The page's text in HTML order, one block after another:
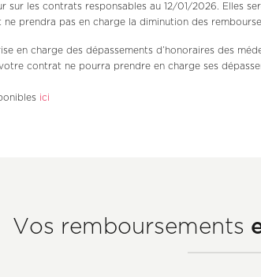
site pour améliorer votre navigation. Ils
personnaliser le contenu du site, à mesurer
nos campagnes et à vous proposer des
sur les contrats responsables au 12/01/2026. Elles
prendra pas en charge la diminution des
en charge des dépassements d’honoraires des
votre contrat ne pourra prendre en charge ses
ici
Vos remboursements